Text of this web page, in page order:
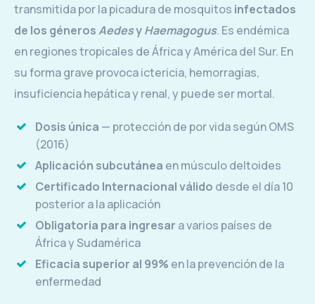
transmitida por la picadura de mosquitos infectados
de los génerosAedesyHaemagogus. Es endémica
en regiones tropicales de África y América del Sur. En
su forma grave provoca ictericia, hemorragias,
insuficiencia hepática y renal, y puede ser mortal.
Dosis única — protección de por vida según OMS
(2016)
Aplicación subcutánea en músculo deltoides
Certificado Internacional válido desde el día 10
posterior a la aplicación
Obligatoria para ingresar a varios países de
África y Sudamérica
Eficacia superior al 99% en la prevención de la
enfermedad